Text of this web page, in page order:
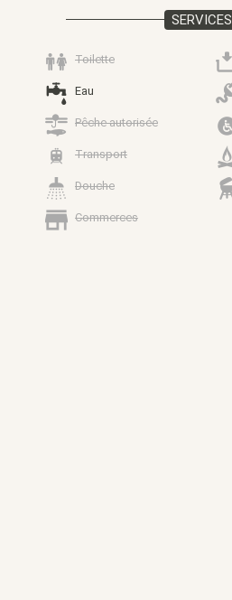
SERVICES
Toilette
Eau
Pêche autorisée
Transport
Douche
Commerces